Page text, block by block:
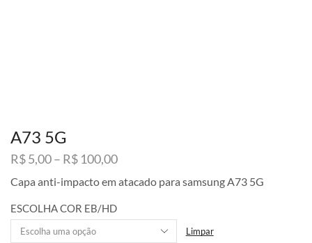
A73 5G
R$5,00– R$ 100,00Faixa
preço:
através
R$ 100,00
Capa anti-impacto em atacado para samsung A73 5G
ESCOLHA COR EB/HD
Limpar